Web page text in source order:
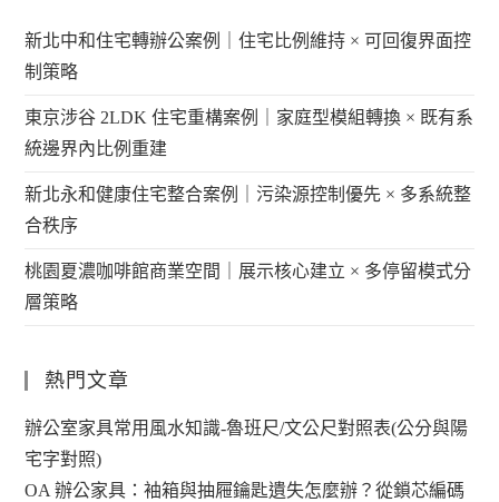
新北中和住宅轉辦公案例｜住宅比例維持 × 可回復界面控
制策略
東京涉谷 2LDK 住宅重構案例｜家庭型模組轉換 × 既有系
統邊界內比例重建
新北永和健康住宅整合案例｜污染源控制優先 × 多系統整
合秩序
桃園夏濃咖啡館商業空間｜展示核心建立 × 多停留模式分
層策略
熱門文章
辦公室家具常用風水知識-魯班尺/文公尺對照表(公分與陽
宅字對照)
OA 辦公家具：袖箱與抽屜鑰匙遺失怎麼辦？從鎖芯編碼